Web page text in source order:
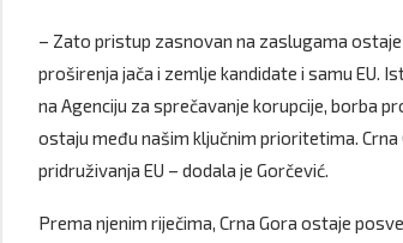
– Zato pristup zasnovan na zaslugama
proširenja jača i zemlje kandidate i samu EU.
na Agenciju za sprečavanje korupcije, borba
ostaju među našim ključnim prioritetima.
pridruživanja EU – dodala je Gorčević.
Prema njenim riječima, Crna Gora ostaje